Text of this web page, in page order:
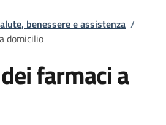
benessere e assistenza /
domicilio
farmaci a